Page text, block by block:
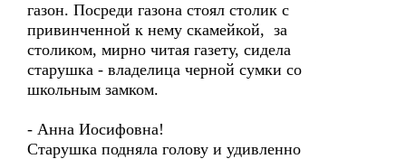
газон. Посреди газона стоял столик с
привинченной к нему скамейкой, за
столиком, мирно читая газету, сидела
старушка - владелица черной сумки со
школьным замком.
- Анна Иосифовна!
Старушка подняла голову и удивленно